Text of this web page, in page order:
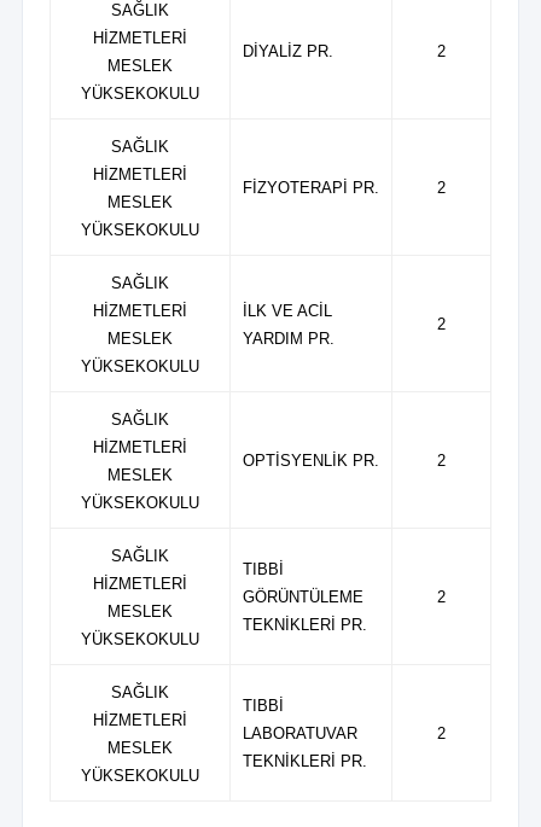
SAĞLIK
HİZMETLERİ
MESLEK
YÜKSEKOKULU
DİYALİZ PR. 2
SAĞLIK
HİZMETLERİ
MESLEK
YÜKSEKOKULU
FİZYOTERAPİ PR. 2
SAĞLIK
HİZMETLERİ
MESLEK
YÜKSEKOKULU
İLK VE ACİL
YARDIM PR.
2
SAĞLIK
HİZMETLERİ
MESLEK
YÜKSEKOKULU
OPTİSYENLİK PR. 2
SAĞLIK
HİZMETLERİ
MESLEK
YÜKSEKOKULU
TIBBİ
GÖRÜNTÜLEME
TEKNİKLERİ PR.
2
SAĞLIK
HİZMETLERİ
MESLEK
YÜKSEKOKULU
TIBBİ
LABORATUVAR
TEKNİKLERİ PR.
2